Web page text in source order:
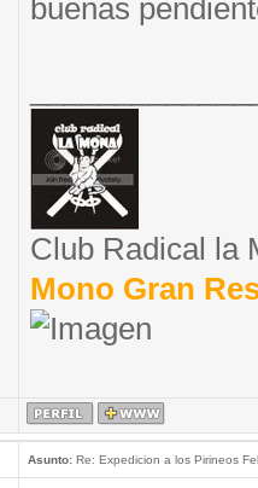
buenas
Club Radical la
Mono Gran
Asunto:Re: Expedicion a los Pirineos